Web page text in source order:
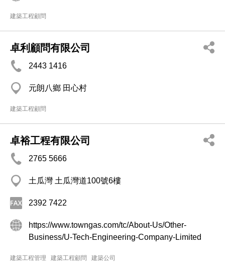
建築工程顧問
卓利顧問有限公司
2443 1416
元朗八鄉 田心村
建築工程顧問
卓裕工程有限公司
2765 5666
土瓜灣 土瓜灣道100號6樓
2392 7422
https://www.towngas.com/tc/About-Us/Other-
Business/U-Tech-Engineering-Company-Limited
建築工程管理 建築工程顧問 建築公司